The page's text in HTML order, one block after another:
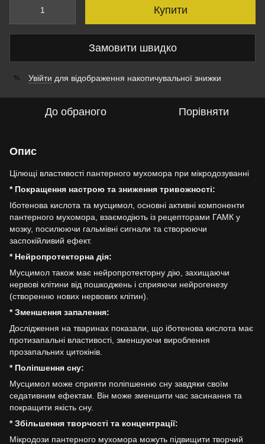
Купити
Замовити швидко
% Увійти для відображення накопичувальної знижки
До обраного Порівняти
Опис
Цілющі властивості пантерного мухомора при мікродозуванні
* Покращення настрою та зниження тривожності:
Іботенова кислота та мусцимол, основні активні компоненти
пантерного мухомора, взаємодіють із рецепторами ГАМК у
мозку, посилюючи гальмівні сигнали та створюючи
заспокійливий ефект.
* Нейропротекторна дія:
Мусцимол також має нейропротекторну дію, захищаючи
нервові клітини від пошкоджень і сприяючи нейрогенезу
(створенню нових нервових клітин).
* Зменшення запалення:
Дослідження на тваринах показали, що іботенова кислота має
протизапальні властивості, зменшуючи вироблення
прозапальних цитокінів.
* Поліпшення сну:
Мусцимол може сприяти поліпшенню сну завдяки своїм
седативним ефектам. Він може зменшити час засинання та
покращити якість сну.
* Збільшення творчості та концентрації:
Мікродози пантерного мухомора можуть підвищити творчий